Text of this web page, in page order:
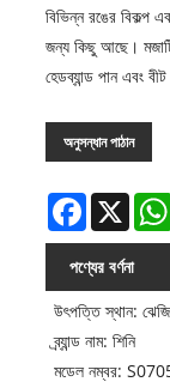
বিভিন্ন রঙের বিকল্প
জন্য কিছু আছে।
হেডব্যান্ড পান এবং
অনুসন্ধান পাঠান
Facebook
X
পণ্যের বর্ণনা
উৎপত্তি স্থান:
ব্র্যান্ড নাম: শিনি
মডেল নম্বর: